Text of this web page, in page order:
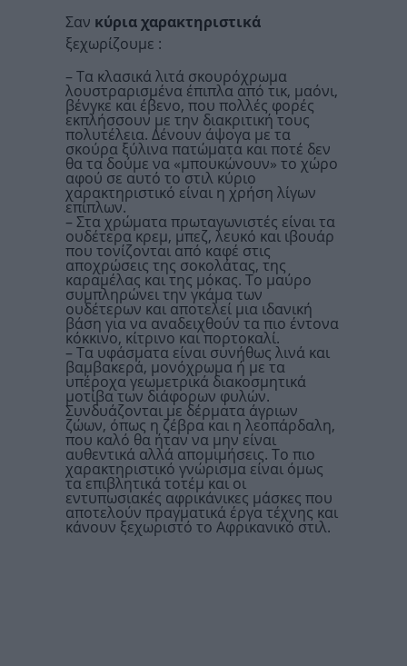
Σαν κύρια χαρακτηριστικά
ξεχωρίζουμε :
– Τα κλασικά λιτά σκουρόχρωμα
λουστραρισμένα έπιπλα από τικ, μαόνι,
βένγκε και έβενο, που πολλές φορές
εκπλήσσουν με την διακριτική τους
πολυτέλεια. Δένουν άψογα με τα
σκούρα ξύλινα πατώματα και ποτέ δεν
θα τα δούμε να «μπουκώνουν» το χώρο
αφού σε αυτό το στιλ κύριο
χαρακτηριστικό είναι η χρήση λίγων
επίπλων.
– Στα χρώματα πρωταγωνιστές είναι τα
ουδέτερα κρεμ, μπεζ, λευκό και ιβουάρ
που τονίζονται από καφέ στις
αποχρώσεις της σοκολάτας, της
καραμέλας και της μόκας. Το μαύρο
συμπληρώνει την γκάμα των
ουδέτερων και αποτελεί μια ιδανική
βάση για να αναδειχθούν τα πιο έντονα
κόκκινο, κίτρινο και πορτοκαλί.
– Τα υφάσματα είναι συνήθως λινά και
βαμβακερά, μονόχρωμα ή με τα
υπέροχα γεωμετρικά διακοσμητικά
μοτίβα των διάφορων φυλών.
Συνδυάζονται με δέρματα άγριων
ζώων, όπως η ζέβρα και η λεοπάρδαλη,
που καλό θα ήταν να μην είναι
αυθεντικά αλλά απομιμήσεις. Το πιο
χαρακτηριστικό γνώρισμα είναι όμως
τα επιβλητικά τοτέμ και οι
εντυπωσιακές αφρικάνικες μάσκες που
αποτελούν πραγματικά έργα τέχνης και
κάνουν ξεχωριστό το Αφρικανικό στιλ.